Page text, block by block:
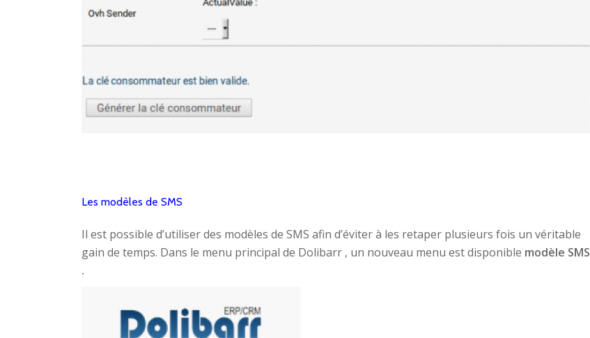
Les modèles de SMS
Il est possible d’utiliser des modèles de SMS afin d’éviter à les retaper plusieurs fois un véritable
gain de temps. Dans le menu principal de Dolibarr , un nouveau menu est disponible modèle SMS
.